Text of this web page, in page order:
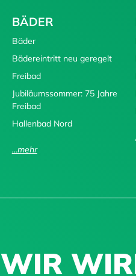
BÄDER
Bäder
Bädereintritt neu geregelt
Freibad
Jubiläumssommer: 75 Jahre
Freibad
Hallenbad Nord
...mehr
WIR